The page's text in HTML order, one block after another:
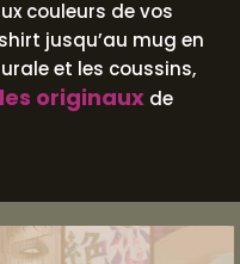
couleurs de vos
jusqu’au mug en
et les coussins,
originaux de